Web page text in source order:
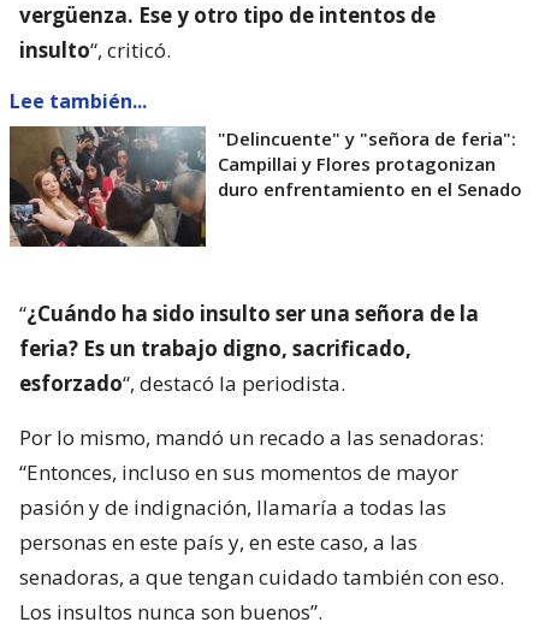
vergüenza. Ese y otro tipo de intentos de
insulto“, criticó.
Lee también...
"Delincuente" y "señora de feria":
Campillai y Flores protagonizan
duro enfrentamiento en el Senado
“¿Cuándo ha sido insulto ser una señora de la
feria? Es un trabajo digno, sacrificado,
esforzado“, destacó la periodista.
Por lo mismo, mandó un recado a las senadoras:
“Entonces, incluso en sus momentos de mayor
pasión y de indignación, llamaría a todas las
personas en este país y, en este caso, a las
senadoras, a que tengan cuidado también con eso.
Los insultos nunca son buenos”.